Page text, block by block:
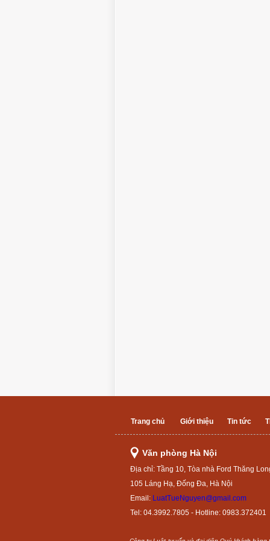
Trang chủ Giới thiệu Tin tức
Văn phòng Hà Nội
Địa chỉ: Tầng 10, Tòa nhà Ford Thăng
105 Láng Hạ, Đống Đa, Hà Nội
Email: LuatTueNguyen@gmail.com
Tel: 04.3992.7805 - Hotline: 0983.372401